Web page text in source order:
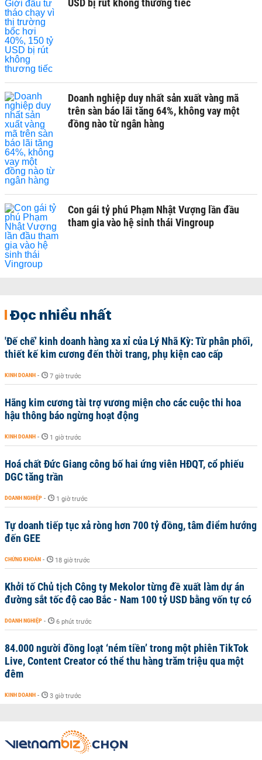
USD bị rút không thương tiếc
Doanh nghiệp duy nhất sản xuất vàng mã
trên sàn báo lãi tăng 64%, không vay một
đồng nào từ ngân hàng
Con gái tỷ phú Phạm Nhật Vượng lần đầu
tham gia vào hệ sinh thái Vingroup
Đọc nhiều nhất
'Đế chế’ kinh doanh hàng xa xỉ của Lý Nhã Kỳ: Từ phân phối,
thiết kế kim cương đến thời trang, phụ kiện cao cấp
KINH DOANH - 7 giờ trước
Hãng kim cương tài trợ vương miện cho các cuộc thi hoa
hậu thông báo ngừng hoạt động
KINH DOANH - 1 giờ trước
Hoá chất Đức Giang công bố hai ứng viên HĐQT, cổ phiếu
DGC tăng trần
DOANH NGHIỆP - 1 giờ trước
Tự doanh tiếp tục xả ròng hơn 700 tỷ đồng, tâm điểm hướng
đến GEE
CHỨNG KHOÁN - 18 giờ trước
Khởi tố Chủ tịch Công ty Mekolor từng đề xuất làm dự án
đường sắt tốc độ cao Bắc - Nam 100 tỷ USD bằng vốn tự có
DOANH NGHIỆP - 6 phút trước
84.000 người đồng loạt ‘ném tiền’ trong một phiên TikTok
Live, Content Creator có thể thu hàng trăm triệu qua một
đêm
KINH DOANH - 3 giờ trước